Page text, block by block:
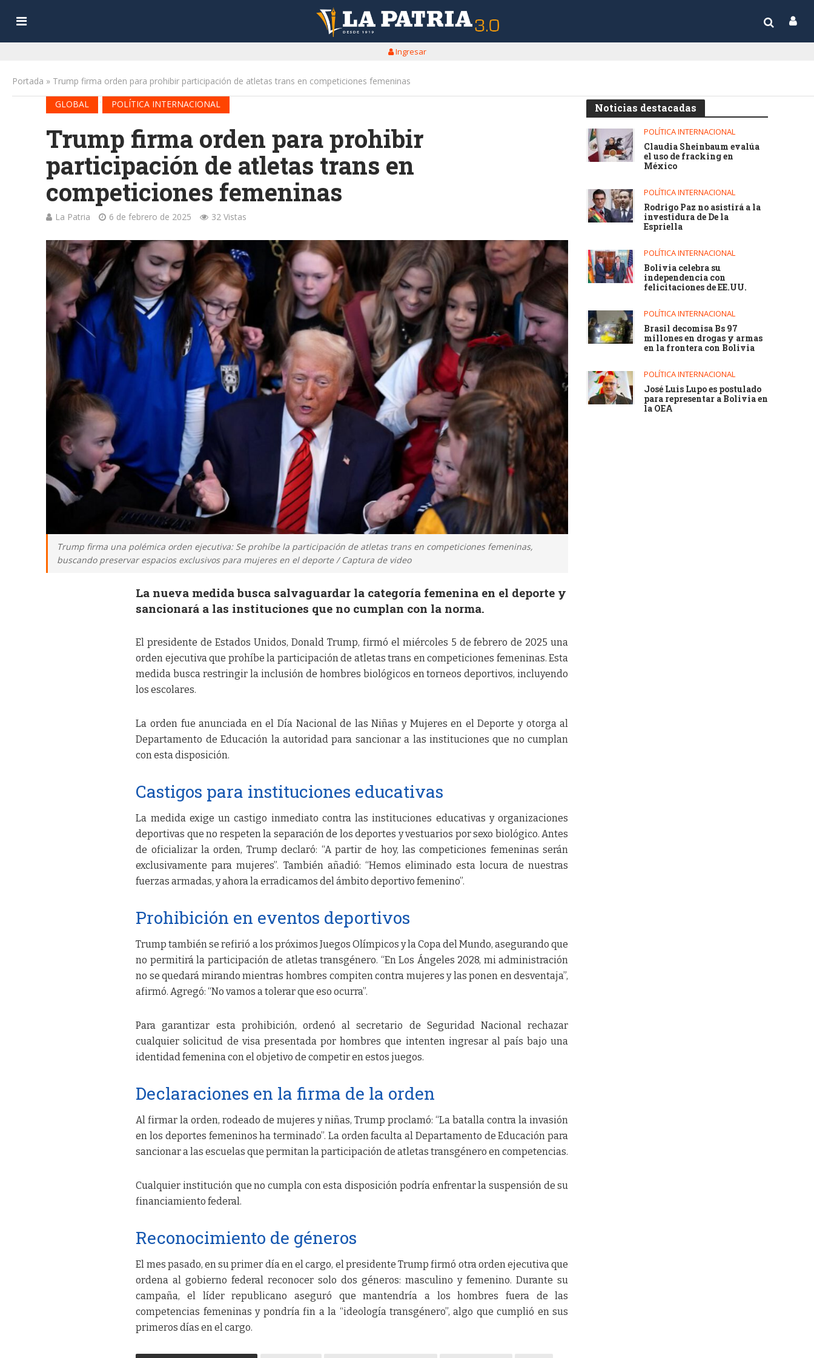
Ingresar
Portada » Trump firma orden para prohibir participación de atletas trans en competiciones femeninas
GLOBAL
POLÍTICA INTERNACIONAL
Trump firma orden para prohibir
participación de atletas trans en
competiciones femeninas
La Patria 6 de febrero de 2025 32 Vistas
Trump firma una polémica orden ejecutiva: Se prohíbe la participación de atletas trans en competiciones femeninas,
buscando preservar espacios exclusivos para mujeres en el deporte / Captura de video
La nueva medida busca salvaguardar la categoría femenina en el deporte y
sancionará a las instituciones que no cumplan con la norma.
El presidente de Estados Unidos, Donald Trump, firmó el miércoles 5 de febrero de 2025 una
orden ejecutiva que prohíbe la participación de atletas trans en competiciones femeninas. Esta
medida busca restringir la inclusión de hombres biológicos en torneos deportivos, incluyendo
los escolares.
La orden fue anunciada en el Día Nacional de las Niñas y Mujeres en el Deporte y otorga al
Departamento de Educación la autoridad para sancionar a las instituciones que no cumplan
con esta disposición.
Castigos para instituciones educativas
La medida exige un castigo inmediato contra las instituciones educativas y organizaciones
deportivas que no respeten la separación de los deportes y vestuarios por sexo biológico. Antes
de oficializar la orden, Trump declaró: “A partir de hoy, las competiciones femeninas serán
exclusivamente para mujeres”. También añadió: “Hemos eliminado esta locura de nuestras
fuerzas armadas, y ahora la erradicamos del ámbito deportivo femenino”.
Prohibición en eventos deportivos
Trump también se refirió a los próximos Juegos Olímpicos y la Copa del Mundo, asegurando que
no permitirá la participación de atletas transgénero. “En Los Ángeles 2028, mi administración
no se quedará mirando mientras hombres compiten contra mujeres y las ponen en desventaja”,
afirmó. Agregó: “No vamos a tolerar que eso ocurra”.
Para garantizar esta prohibición, ordenó al secretario de Seguridad Nacional rechazar
cualquier solicitud de visa presentada por hombres que intenten ingresar al país bajo una
identidad femenina con el objetivo de competir en estos juegos.
Declaraciones en la firma de la orden
Al firmar la orden, rodeado de mujeres y niñas, Trump proclamó: “La batalla contra la invasión
en los deportes femeninos ha terminado”. La orden faculta al Departamento de Educación para
sancionar a las escuelas que permitan la participación de atletas transgénero en competencias.
Cualquier institución que no cumpla con esta disposición podría enfrentar la suspensión de su
financiamiento federal.
Reconocimiento de géneros
El mes pasado, en su primer día en el cargo, el presidente Trump firmó otra orden ejecutiva que
ordena al gobierno federal reconocer solo dos géneros: masculino y femenino. Durante su
campaña, el líder republicano aseguró que mantendría a los hombres fuera de las
competencias femeninas y pondría fin a la “ideología transgénero”, algo que cumplió en sus
primeros días en el cargo.
Noticias destacadas
POLÍTICA INTERNACIONAL
Claudia Sheinbaum evalúa
el uso de fracking en
México
POLÍTICA INTERNACIONAL
Rodrigo Paz no asistirá a la
investidura de De la
Espriella
POLÍTICA INTERNACIONAL
Bolivia celebra su
independencia con
felicitaciones de EE.UU.
POLÍTICA INTERNACIONAL
Brasil decomisa Bs 97
millones en drogas y armas
en la frontera con Bolivia
POLÍTICA INTERNACIONAL
José Luis Lupo es postulado
para representar a Bolivia en
la OEA